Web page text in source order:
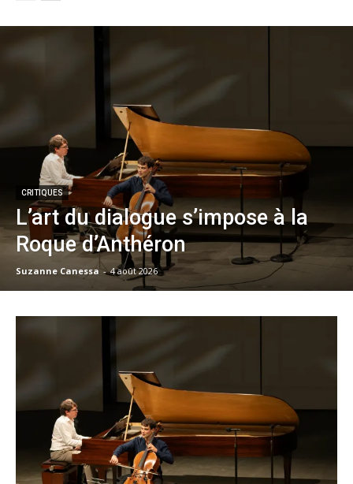
CRITIQUES
L’art du dialogue s’impose à la
Roque d’Anthéron
Suzanne Canessa - 4 août 2026